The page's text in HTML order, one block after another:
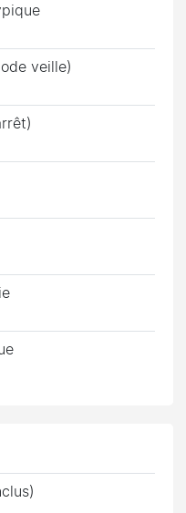
veille)